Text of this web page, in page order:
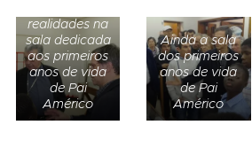
realidades na
sala dedicada
aos primeiros
anos de vida
de Pai
Américo
Ainda a sala
dos primeiros
anos de vida
de Pai
Américo